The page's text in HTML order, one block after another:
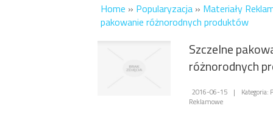
Home » Popularyzacja » Materiały
pakowanie różnorodnych produktów
Szczelne
różnorodnych
2016-06-15 |
Kategoria:
Reklamowe